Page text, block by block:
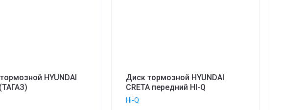
HYUNDAI
Диск тормозной HYUNDAI
CRETA передний HI-Q
Hi-Q